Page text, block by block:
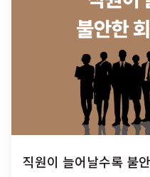
직원이 늘어날수록 불